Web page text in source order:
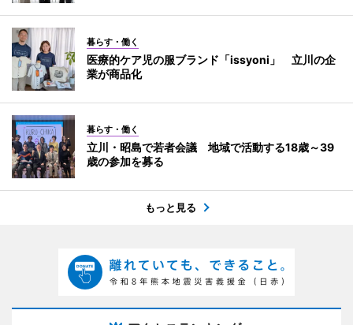
暮らす・働く
医療的ケア児の服ブランド「issyoni」 立川の企
業が商品化
暮らす・働く
立川・昭島で若者会議 地域で活動する18歳～39
歳の参加を募る
もっと見る